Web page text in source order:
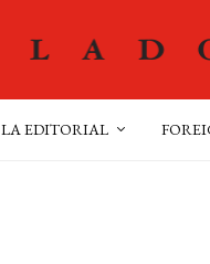
LA EDITORIAL